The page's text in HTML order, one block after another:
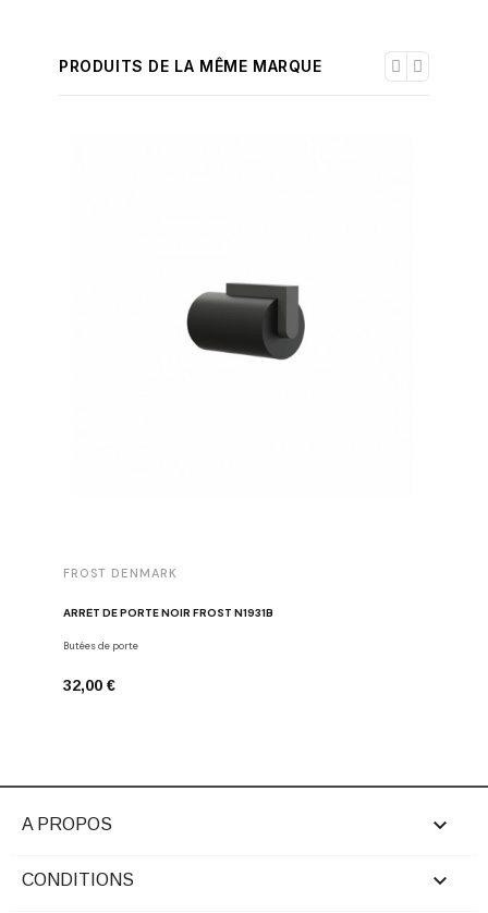
PRODUITS DE LA MÊME MARQUE
FROST DENMARK
ARRÊT DE PORTE NOIR FROST N1931B
Butées de porte
32,00 €
A PROPOS 
CONDITIONS 